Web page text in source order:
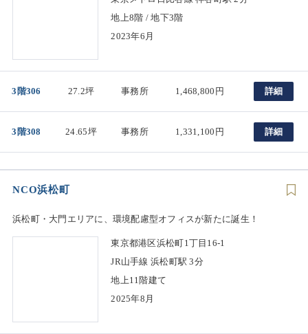
地上8階 / 地下3階
2023年6月
3階306 27.2坪 事務所 1,468,800円 詳細
3階308 24.65坪 事務所 1,331,100円 詳細
NCO浜松町
浜松町・大門エリアに、環境配慮型オフィスが新たに誕生！
東京都港区浜松町1丁目16-1
JR山手線 浜松町駅 3分
地上11階建て
2025年8月